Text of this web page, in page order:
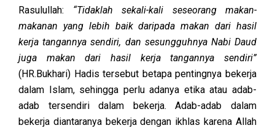
Rasulullah: “Tidaklah sekali-kali seseorang makan-
makanan yang lebih baik daripada makan dari hasil
kerja tangannya sendiri, dan sesungguhnya Nabi Daud
juga makan dari hasil kerja tangannya sendiri”
(HR.Bukhari) Hadis tersebut betapa pentingnya bekerja
dalam Islam, sehingga perlu adanya etika atau adab-
adab tersendiri dalam bekerja. Adab-adab dalam
bekerja diantaranya bekerja dengan ikhlas karena Allah